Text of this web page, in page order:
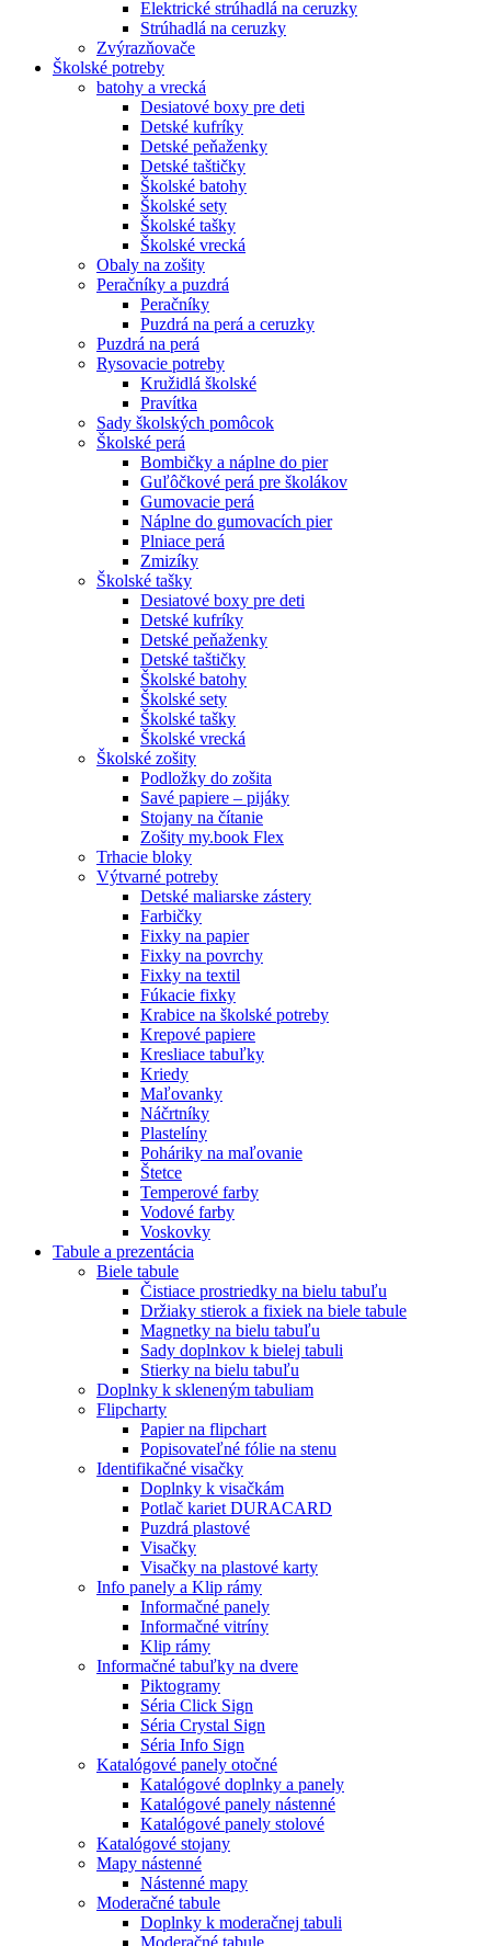
Elektrické strúhadlá na ceruzky
Strúhadlá na ceruzky
Zvýrazňovače
Školské potreby
batohy a vrecká
Desiatové boxy pre deti
Detské kufríky
Detské peňaženky
Detské taštičky
Školské batohy
Školské sety
Školské tašky
Školské vrecká
Obaly na zošity
Peračníky a puzdrá
Peračníky
Puzdrá na perá a ceruzky
Puzdrá na perá
Rysovacie potreby
Kružidlá školské
Pravítka
Sady školských pomôcok
Školské perá
Bombičky a náplne do pier
Guľôčkové perá pre školákov
Gumovacie perá
Náplne do gumovacích pier
Plniace perá
Zmizíky
Školské tašky
Desiatové boxy pre deti
Detské kufríky
Detské peňaženky
Detské taštičky
Školské batohy
Školské sety
Školské tašky
Školské vrecká
Školské zošity
Podložky do zošita
Savé papiere – pijáky
Stojany na čítanie
Zošity my.book Flex
Trhacie bloky
Výtvarné potreby
Detské maliarske zástery
Farbičky
Fixky na papier
Fixky na povrchy
Fixky na textil
Fúkacie fixky
Krabice na školské potreby
Krepové papiere
Kresliace tabuľky
Kriedy
Maľovanky
Náčrtníky
Plastelíny
Poháriky na maľovanie
Štetce
Temperové farby
Vodové farby
Voskovky
Tabule a prezentácia
Biele tabule
Čistiace prostriedky na bielu tabuľu
Držiaky stierok a fixiek na biele tabule
Magnetky na bielu tabuľu
Sady doplnkov k bielej tabuli
Stierky na bielu tabuľu
Doplnky k skleneným tabuliam
Flipcharty
Papier na flipchart
Popisovateľné fólie na stenu
Identifikačné visačky
Doplnky k visačkám
Potlač kariet DURACARD
Puzdrá plastové
Visačky
Visačky na plastové karty
Info panely a Klip rámy
Informačné panely
Informačné vitríny
Klip rámy
Informačné tabuľky na dvere
Piktogramy
Séria Click Sign
Séria Crystal Sign
Séria Info Sign
Katalógové panely otočné
Katalógové doplnky a panely
Katalógové panely nástenné
Katalógové panely stolové
Katalógové stojany
Mapy nástenné
Nástenné mapy
Moderačné tabule
Doplnky k moderačnej tabuli
Moderačné tabule